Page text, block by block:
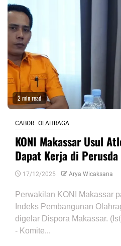
2 min read
CABOR OLAHRAGA
KONI Makassar Usul
Dapat Kerja di Perusda
17/12/2025 Arya Wicaksana
Perwakilan KONI Makassar
Indeks Pembangunan
digelar Dispora Makassar.
- Komite...